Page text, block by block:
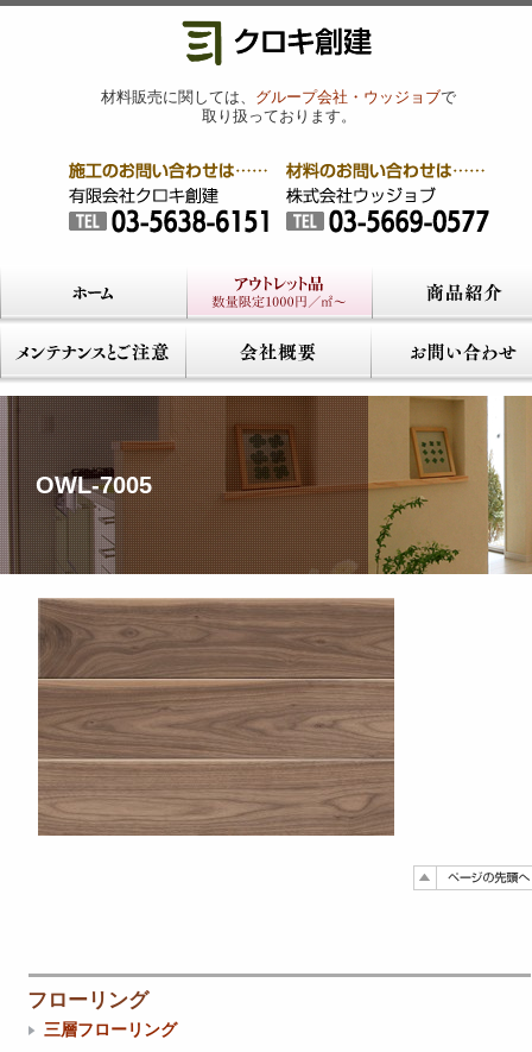
材料販売に関しては、 グループ会社・ウッジョブで
取り扱っております。
OWL-7005
フローリング
三層フローリング